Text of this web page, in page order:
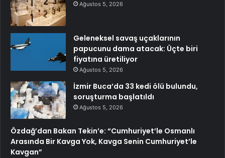
Ağustos 5, 2026
Geleneksel savaş uçaklarının
papucunu dama atacak: Üçte biri
fiyatına üretiliyor
Ağustos 5, 2026
İzmir Buca’da 33 kedi ölü bulundu,
soruşturma başlatıldı
Ağustos 5, 2026
Özdağ’dan Bakan Tekin’e: “Cumhuriyet’le Osmanlı
Arasında Bir Kavga Yok, Kavga Senin Cumhuriyet’le
Kavgan”